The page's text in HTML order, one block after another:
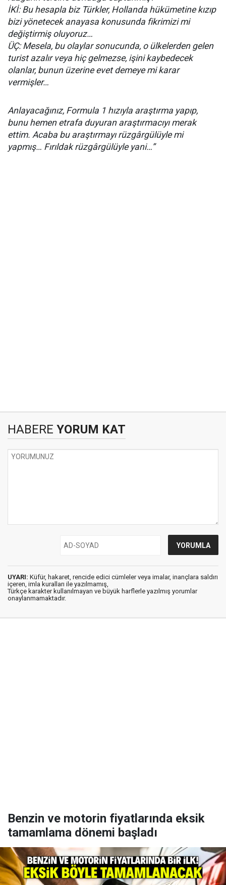
İKİ: Bu hesapla biz Türkler, Hollanda hükümetine kızıp
bizi yönetecek anayasa konusunda fikrimizi mi
değiştirmiş oluyoruz…
ÜÇ: Mesela, bu olaylar sonucunda, o ülkelerden gelen
turist azalır veya hiç gelmezse, işini kaybedecek
olanlar, bunun üzerine evet demeye mi karar
vermişler…
Anlayacağınız, Formula 1 hızıyla araştırma yapıp,
bunu hemen etrafa duyuran araştırmacıyı merak
ettim. Acaba bu araştırmayı rüzgârgülüyle mi
yapmış… Fırıldak rüzgârgülüyle yani…”
HABERE YORUM KAT
UYARI: Küfür, hakaret, rencide edici cümleler veya imalar, inançlara saldırı
içeren, imla kuralları ile yazılmamış,
Türkçe karakter kullanılmayan ve büyük harflerle yazılmış yorumlar
onaylanmamaktadır.
Benzin ve motorin fiyatlarında eksik
tamamlama dönemi başladı